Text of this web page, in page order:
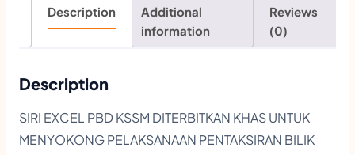
g
h
1
4
U
L
P
Description
Additional
information
Reviews
(0)
Description
SIRI EXCEL PBD KSSM DITERBITKAN KHAS UNTUK
MENYOKONG PELAKSANAAN PENTAKSIRAN BILIK